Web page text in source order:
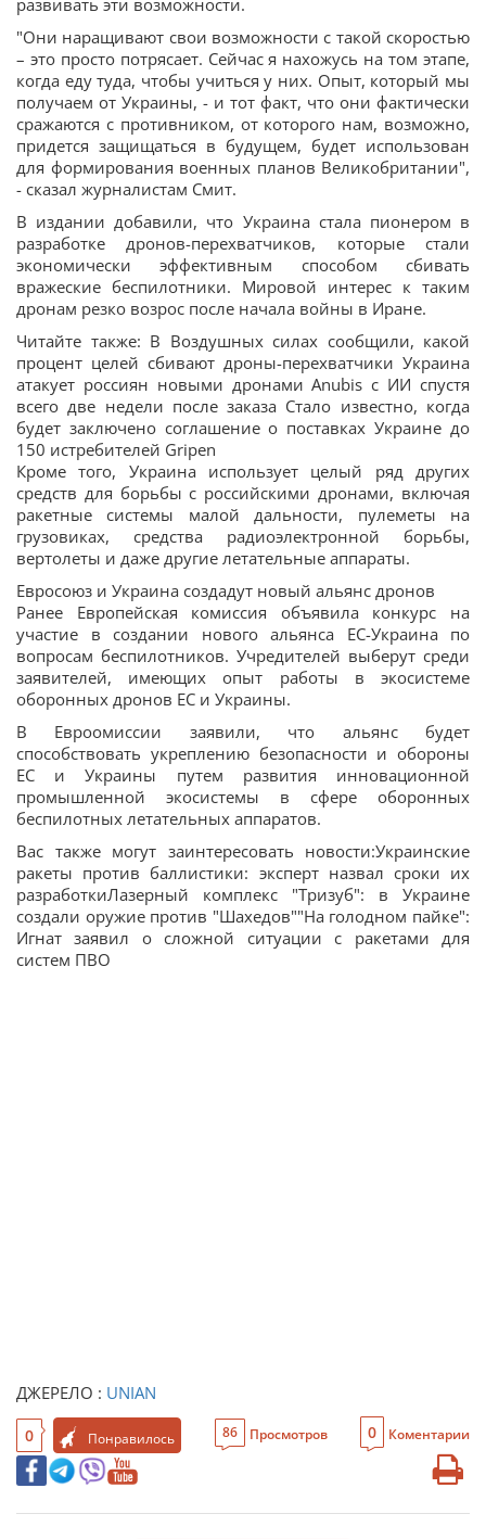
развивать эти возможности.
"Они наращивают свои возможности с такой скоростью
– это просто потрясает. Сейчас я нахожусь на том этапе,
когда еду туда, чтобы учиться у них. Опыт, который мы
получаем от Украины, - и тот факт, что они фактически
сражаются с противником, от которого нам, возможно,
придется защищаться в будущем, будет использован
для формирования военных планов Великобритании",
- сказал журналистам Смит.
В издании добавили, что Украина стала пионером в
разработке дронов-перехватчиков, которые стали
экономически эффективным способом сбивать
вражеские беспилотники. Мировой интерес к таким
дронам резко возрос после начала войны в Иране.
Читайте также: В Воздушных силах сообщили, какой
процент целей сбивают дроны-перехватчики Украина
атакует россиян новыми дронами Anubis с ИИ спустя
всего две недели после заказа Стало известно, когда
будет заключено соглашение о поставках Украине до
150 истребителей Gripen
Кроме того, Украина использует целый ряд других
средств для борьбы с российскими дронами, включая
ракетные системы малой дальности, пулеметы на
грузовиках, средства радиоэлектронной борьбы,
вертолеты и даже другие летательные аппараты.
Евросоюз и Украина создадут новый альянс дронов
Ранее Европейская комиссия объявила конкурс на
участие в создании нового альянса ЕС-Украина по
вопросам беспилотников. Учредителей выберут среди
заявителей, имеющих опыт работы в экосистеме
оборонных дронов ЕС и Украины.
В Евроомиссии заявили, что альянс будет
способствовать укреплению безопасности и обороны
ЕС и Украины путем развития инновационной
промышленной экосистемы в сфере оборонных
беспилотных летательных аппаратов.
Вас также могут заинтересовать новости:Украинские
ракеты против баллистики: эксперт назвал сроки их
разработкиЛазерный комплекс "Тризуб": в Украине
создали оружие против "Шахедов""На голодном пайке":
Игнат заявил о сложной ситуации с ракетами для
систем ПВО
ДЖЕРЕЛО : UNIAN
0 Понравилось 86 Просмотров 0 Коментарии